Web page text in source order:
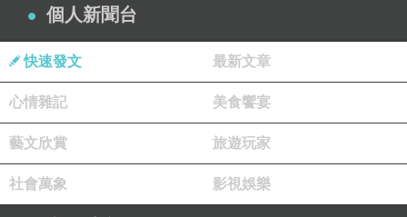
商品特色
個人新聞台
快速發文 最新文章
心情雜記 美食饗宴
藝文欣賞 旅遊玩家
社會萬象 影視娛樂